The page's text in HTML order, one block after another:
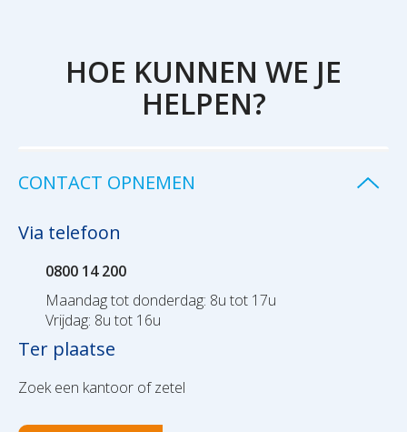
HOE KUNNEN WE JE
HELPEN?
CONTACT OPNEMEN
Via telefoon
0800 14 200
Maandag tot donderdag: 8u tot 17u
Vrijdag: 8u tot 16u
Ter plaatse
Zoek een kantoor of zetel